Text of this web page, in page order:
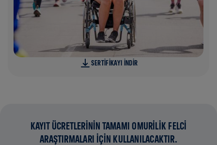
SERTIFIKAYI INDIR
KAYIT ÜCRETLERİNİN TAMAMI OMURİLİK FELCİ
ARAŞTIRMALARI İÇİN KULLANILACAKTIR.